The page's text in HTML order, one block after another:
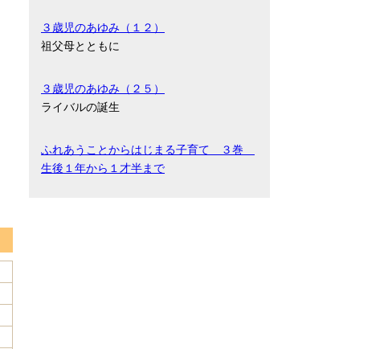
３歳児のあゆみ（１２）
祖父母とともに
３歳児のあゆみ（２５）
ライバルの誕生
ふれあうことからはじまる子育て ３巻
生後１年から１才半まで